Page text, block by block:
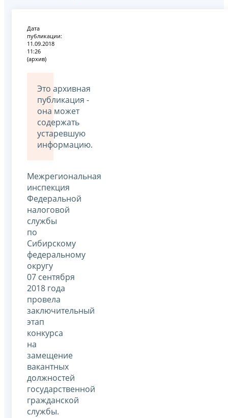
Дата
публикации:
11.09.2018
11:26
(архив)
Это архивная
публикация -
она может
содержать
устаревшую
информацию.
Межрегиональная
инспекция
Федеральной
налоговой
службы
по
Сибирскому
федеральному
округу
07 сентября
2018 года
провела
заключительный
этап
конкурса
на
замещение
вакантных
должностей
государственной
гражданской
службы.